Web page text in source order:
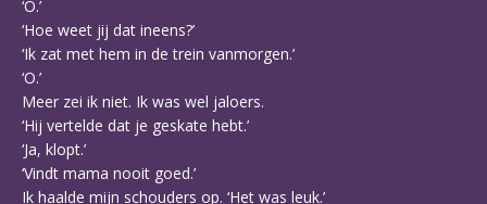
‘O.’
‘Hoe weet jij dat ineens?’
‘Ik zat met hem in de trein vanmorgen.’
‘O.’
Meer zei ik niet. Ik was wel jaloers.
‘Hij vertelde dat je geskate hebt.’
‘Ja, klopt.’
‘Vindt mama nooit goed.’
Ik haalde mijn schouders op. ‘Het was leuk.’